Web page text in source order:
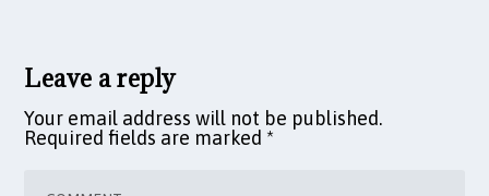
Leave a reply
Your email address will not be published.
Required fields are marked *